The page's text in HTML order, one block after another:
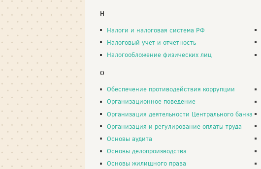
Н
Налоги и налоговая система РФ
Налоговый учет и отчетность
Налогообложение физических лиц
О
Обеспечение противодействия коррупции
Организационное поведение
Организация деятельности Центрального банка
Организация и регулирование оплаты труда
Основы аудита
Основы делопроизводства
Основы жилищного права